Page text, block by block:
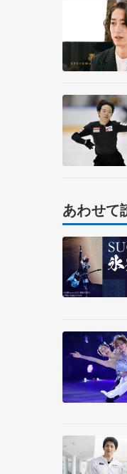
あわせて